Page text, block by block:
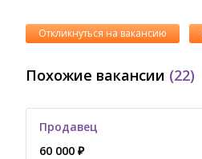
Откликнуться на вакансию
Похожие вакансии (22)
Продавец
60 000 ₽